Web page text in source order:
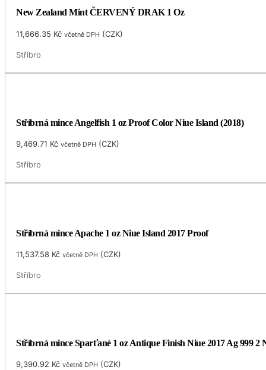
New Zealand Mint ČERVENÝ DRAK 1 Oz
11,666.35 Kč včetně DPH (CZK)
Stříbro
Stříbrná mince Angelfish 1 oz Proof Color Niue Island (2018)
9,469.71 Kč včetně DPH (CZK)
Stříbro
Stříbrná mince Apache 1 oz Niue Island 2017 Proof
11,537.58 Kč včetně DPH (CZK)
Stříbro
Stříbrná mince Sparťané 1 oz Antique Finish Niue 2017 Ag 999 2
9,390.92 Kč včetně DPH (CZK)